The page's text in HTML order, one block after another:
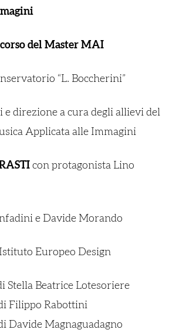
del Master MAI
“L. Boccherini”
direzione a cura degli allievi del
Applicata alle Immagini
con protagonista Lino
e Davide Morando
Europeo Design
Stella Beatrice Lotesoriere
Filippo Rabottini
Davide Magnaguadagno